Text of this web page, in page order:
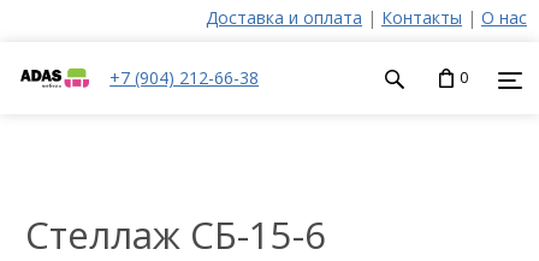
Доставка и оплата | Контакты | О нас
+7 (904) 212-66-38 0
Стеллаж СБ-15-6